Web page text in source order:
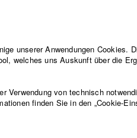
unserer Anwendungen Cookies.
welches uns Auskunft über die
Verwendung von technisch
finden Sie in den „Cookie-